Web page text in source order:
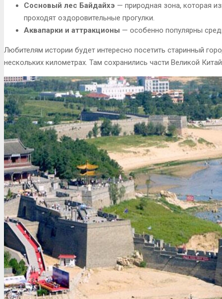
Сосновый лес Байдайхэ — природная зона, которая
проходят оздоровительные прогулки.
Аквапарки и аттракционы — особенно популярны
Любителям истории будет интересно посетить старинный
нескольких километрах. Там сохранились части Великой